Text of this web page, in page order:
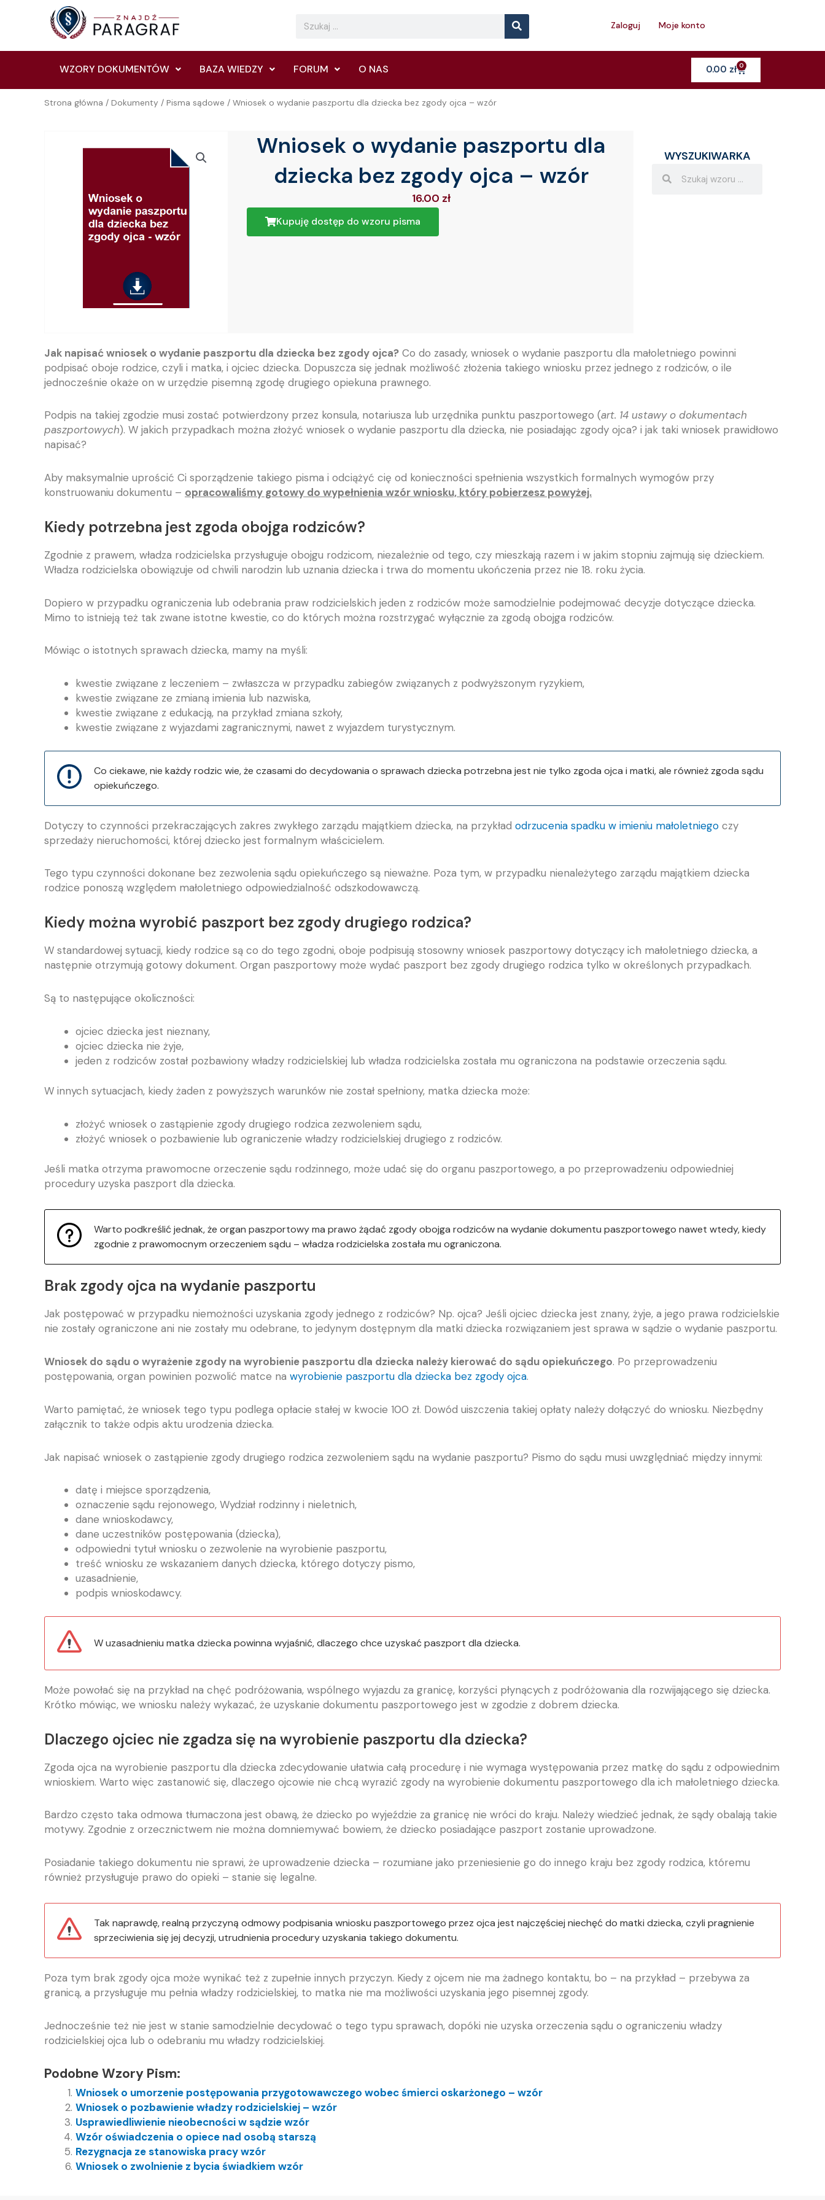
Search Search
Zaloguj Moje konto
WZORY DOKUMENTÓW BAZA WIEDZY FORUM O NAS 0.00 zł 0Cart
Strona główna / Dokumenty / Pisma sądowe / Wniosek o wydanie paszportu dla dziecka bez zgody ojca – wzór
Wniosek o wydanie paszportu dla
dziecka bez zgody ojca – wzór
16.00 zł
Kupuję dostęp do wzoru pisma
WYSZUKIWARKA
Jak napisać wniosek o wydanie paszportu dla dziecka bez zgody ojca? Co do zasady, wniosek o wydanie paszportu dla małoletniego powinni
podpisać oboje rodzice, czyli i matka, i ojciec dziecka. Dopuszcza się jednak możliwość złożenia takiego wniosku przez jednego z rodziców, o ile
jednocześnie okaże on w urzędzie pisemną zgodę drugiego opiekuna prawnego.
Podpis na takiej zgodzie musi zostać potwierdzony przez konsula, notariusza lub urzędnika punktu paszportowego (art. 14 ustawy o dokumentach
paszportowych). W jakich przypadkach można złożyć wniosek o wydanie paszportu dla dziecka, nie posiadając zgody ojca? i jak taki wniosek prawidłowo
napisać?
Aby maksymalnie uprościć Ci sporządzenie takiego pisma i odciążyć cię od konieczności spełnienia wszystkich formalnych wymogów przy
konstruowaniu dokumentu – opracowaliśmy gotowy do wypełnienia wzór wniosku, który pobierzesz powyżej.
Kiedy potrzebna jest zgoda obojga rodziców?
Zgodnie z prawem, władza rodzicielska przysługuje obojgu rodzicom, niezależnie od tego, czy mieszkają razem i w jakim stopniu zajmują się dzieckiem.
Władza rodzicielska obowiązuje od chwili narodzin lub uznania dziecka i trwa do momentu ukończenia przez nie 18. roku życia.
Dopiero w przypadku ograniczenia lub odebrania praw rodzicielskich jeden z rodziców może samodzielnie podejmować decyzje dotyczące dziecka.
Mimo to istnieją też tak zwane istotne kwestie, co do których można rozstrzygać wyłącznie za zgodą obojga rodziców.
Mówiąc o istotnych sprawach dziecka, mamy na myśli:
kwestie związane z leczeniem – zwłaszcza w przypadku zabiegów związanych z podwyższonym ryzykiem,
kwestie związane ze zmianą imienia lub nazwiska,
kwestie związane z edukacją, na przykład zmiana szkoły,
kwestie związane z wyjazdami zagranicznymi, nawet z wyjazdem turystycznym.
Co ciekawe, nie każdy rodzic wie, że czasami do decydowania o sprawach dziecka potrzebna jest nie tylko zgoda ojca i matki, ale również zgoda sądu
opiekuńczego.
Dotyczy to czynności przekraczających zakres zwykłego zarządu majątkiem dziecka, na przykład odrzucenia spadku w imieniu małoletniego czy
sprzedaży nieruchomości, której dziecko jest formalnym właścicielem.
Tego typu czynności dokonane bez zezwolenia sądu opiekuńczego są nieważne. Poza tym, w przypadku nienależytego zarządu majątkiem dziecka
rodzice ponoszą względem małoletniego odpowiedzialność odszkodowawczą.
Kiedy można wyrobić paszport bez zgody drugiego rodzica?
W standardowej sytuacji, kiedy rodzice są co do tego zgodni, oboje podpisują stosowny wniosek paszportowy dotyczący ich małoletniego dziecka, a
następnie otrzymują gotowy dokument. Organ paszportowy może wydać paszport bez zgody drugiego rodzica tylko w określonych przypadkach.
Są to następujące okoliczności:
ojciec dziecka jest nieznany,
ojciec dziecka nie żyje,
jeden z rodziców został pozbawiony władzy rodzicielskiej lub władza rodzicielska została mu ograniczona na podstawie orzeczenia sądu.
W innych sytuacjach, kiedy żaden z powyższych warunków nie został spełniony, matka dziecka może:
złożyć wniosek o zastąpienie zgody drugiego rodzica zezwoleniem sądu,
złożyć wniosek o pozbawienie lub ograniczenie władzy rodzicielskiej drugiego z rodziców.
Jeśli matka otrzyma prawomocne orzeczenie sądu rodzinnego, może udać się do organu paszportowego, a po przeprowadzeniu odpowiedniej
procedury uzyska paszport dla dziecka.
Warto podkreślić jednak, że organ paszportowy ma prawo żądać zgody obojga rodziców na wydanie dokumentu paszportowego nawet wtedy, kiedy
zgodnie z prawomocnym orzeczeniem sądu – władza rodzicielska została mu ograniczona.
Brak zgody ojca na wydanie paszportu
Jak postępować w przypadku niemożności uzyskania zgody jednego z rodziców? Np. ojca? Jeśli ojciec dziecka jest znany, żyje, a jego prawa rodzicielskie
nie zostały ograniczone ani nie zostały mu odebrane, to jedynym dostępnym dla matki dziecka rozwiązaniem jest sprawa w sądzie o wydanie paszportu.
Wniosek do sądu o wyrażenie zgody na wyrobienie paszportu dla dziecka należy kierować do sądu opiekuńczego. Po przeprowadzeniu
postępowania, organ powinien pozwolić matce na wyrobienie paszportu dla dziecka bez zgody ojca.
Warto pamiętać, że wniosek tego typu podlega opłacie stałej w kwocie 100 zł. Dowód uiszczenia takiej opłaty należy dołączyć do wniosku. Niezbędny
załącznik to także odpis aktu urodzenia dziecka.
Jak napisać wniosek o zastąpienie zgody drugiego rodzica zezwoleniem sądu na wydanie paszportu? Pismo do sądu musi uwzględniać między innymi:
datę i miejsce sporządzenia,
oznaczenie sądu rejonowego, Wydział rodzinny i nieletnich,
dane wnioskodawcy,
dane uczestników postępowania (dziecka),
odpowiedni tytuł wniosku o zezwolenie na wyrobienie paszportu,
treść wniosku ze wskazaniem danych dziecka, którego dotyczy pismo,
uzasadnienie,
podpis wnioskodawcy.
W uzasadnieniu matka dziecka powinna wyjaśnić, dlaczego chce uzyskać paszport dla dziecka.
Może powołać się na przykład na chęć podróżowania, wspólnego wyjazdu za granicę, korzyści płynących z podróżowania dla rozwijającego się dziecka.
Krótko mówiąc, we wniosku należy wykazać, że uzyskanie dokumentu paszportowego jest w zgodzie z dobrem dziecka.
Dlaczego ojciec nie zgadza się na wyrobienie paszportu dla dziecka?
Zgoda ojca na wyrobienie paszportu dla dziecka zdecydowanie ułatwia całą procedurę i nie wymaga występowania przez matkę do sądu z odpowiednim
wnioskiem. Warto więc zastanowić się, dlaczego ojcowie nie chcą wyrazić zgody na wyrobienie dokumentu paszportowego dla ich małoletniego dziecka.
Bardzo często taka odmowa tłumaczona jest obawą, że dziecko po wyjeździe za granicę nie wróci do kraju. Należy wiedzieć jednak, że sądy obalają takie
motywy. Zgodnie z orzecznictwem nie można domniemywać bowiem, że dziecko posiadające paszport zostanie uprowadzone.
Posiadanie takiego dokumentu nie sprawi, że uprowadzenie dziecka – rozumiane jako przeniesienie go do innego kraju bez zgody rodzica, któremu
również przysługuje prawo do opieki – stanie się legalne.
Tak naprawdę, realną przyczyną odmowy podpisania wniosku paszportowego przez ojca jest najczęściej niechęć do matki dziecka, czyli pragnienie
sprzeciwienia się jej decyzji, utrudnienia procedury uzyskania takiego dokumentu.
Poza tym brak zgody ojca może wynikać też z zupełnie innych przyczyn. Kiedy z ojcem nie ma żadnego kontaktu, bo – na przykład – przebywa za
granicą, a przysługuje mu pełnia władzy rodzicielskiej, to matka nie ma możliwości uzyskania jego pisemnej zgody.
Jednocześnie też nie jest w stanie samodzielnie decydować o tego typu sprawach, dopóki nie uzyska orzeczenia sądu o ograniczeniu władzy
rodzicielskiej ojca lub o odebraniu mu władzy rodzicielskiej.
Podobne Wzory Pism:
Wniosek o umorzenie postępowania przygotowawczego wobec śmierci oskarżonego – wzór
Wniosek o pozbawienie władzy rodzicielskiej – wzór
Usprawiedliwienie nieobecności w sądzie wzór
Wzór oświadczenia o opiece nad osobą starszą
Rezygnacja ze stanowiska pracy wzór
Wniosek o zwolnienie z bycia świadkiem wzór